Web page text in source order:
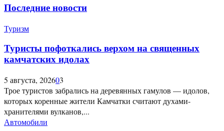
Последние новости
Туризм
Туристы пофоткались верхом на священных
камчатских идолах
5 августа, 202603
Трое туристов забрались на деревянных гамулов — идолов,
которых коренные жители Камчатки считают духами-
хранителями вулканов,...
Автомобили